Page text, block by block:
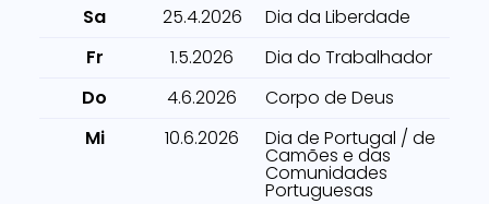
Sa
25.4.2026
Dia da Liberdade
Fr
1.5.2026
Dia do Trabalhador
Do
4.6.2026
Corpo de Deus
Mi
10.6.2026 Dia de Portugal / de
Camões e das
Comunidades
Portuguesas